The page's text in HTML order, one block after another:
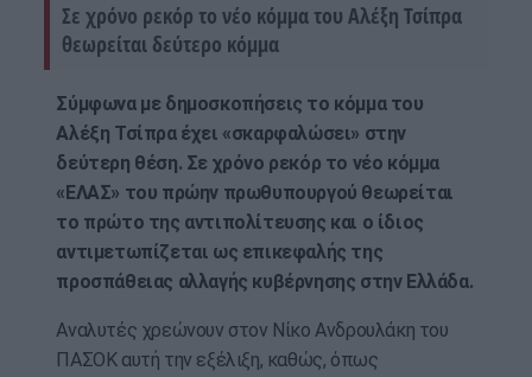
Σε χρόνο ρεκόρ το νέο κόμμα του Αλέξη Τσίπρα
θεωρείται δεύτερο κόμμα
Σύμφωνα με δημοσκοπήσεις το κόμμα του
Αλέξη Τσίπρα έχει «σκαρφαλώσει» στην
δεύτερη θέση. Σε χρόνο ρεκόρ το νέο κόμμα
«ΕΛΑΣ» του πρώην πρωθυπουργού θεωρείται
το πρώτο της αντιπολίτευσης και ο ίδιος
αντιμετωπίζεται ως επικεφαλής της
προσπάθειας αλλαγής κυβέρνησης στην Ελλάδα.
Αναλυτές χρεώνουν στον Νίκο Ανδρουλάκη του
ΠΑΣΟΚ αυτή την εξέλιξη, καθώς, όπως